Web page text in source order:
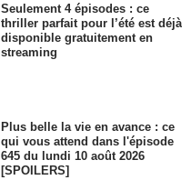
Seulement 4 épisodes : ce
thriller parfait pour l’été est déjà
disponible gratuitement en
streaming
Plus belle la vie en avance : ce
qui vous attend dans l'épisode
645 du lundi 10 août 2026
[SPOILERS]